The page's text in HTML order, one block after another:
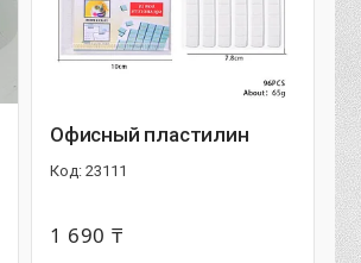
Офисный пластилин
23111
1 690 ₸